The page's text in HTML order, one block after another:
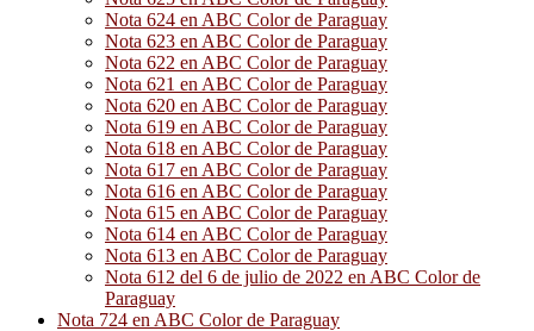
Nota 624 en ABC Color de Paraguay
Nota 623 en ABC Color de Paraguay
Nota 622 en ABC Color de Paraguay
Nota 621 en ABC Color de Paraguay
Nota 620 en ABC Color de Paraguay
Nota 619 en ABC Color de Paraguay
Nota 618 en ABC Color de Paraguay
Nota 617 en ABC Color de Paraguay
Nota 616 en ABC Color de Paraguay
Nota 615 en ABC Color de Paraguay
Nota 614 en ABC Color de Paraguay
Nota 613 en ABC Color de Paraguay
Nota 612 del 6 de julio de 2022 en ABC Color de
Paraguay
Nota 724 en ABC Color de Paraguay